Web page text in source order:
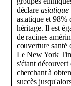
déclare asiatique
asiatique et 98%
héritage. Il est
de racines
couverture santé
Le New York
s'étant
cherchant à
succès